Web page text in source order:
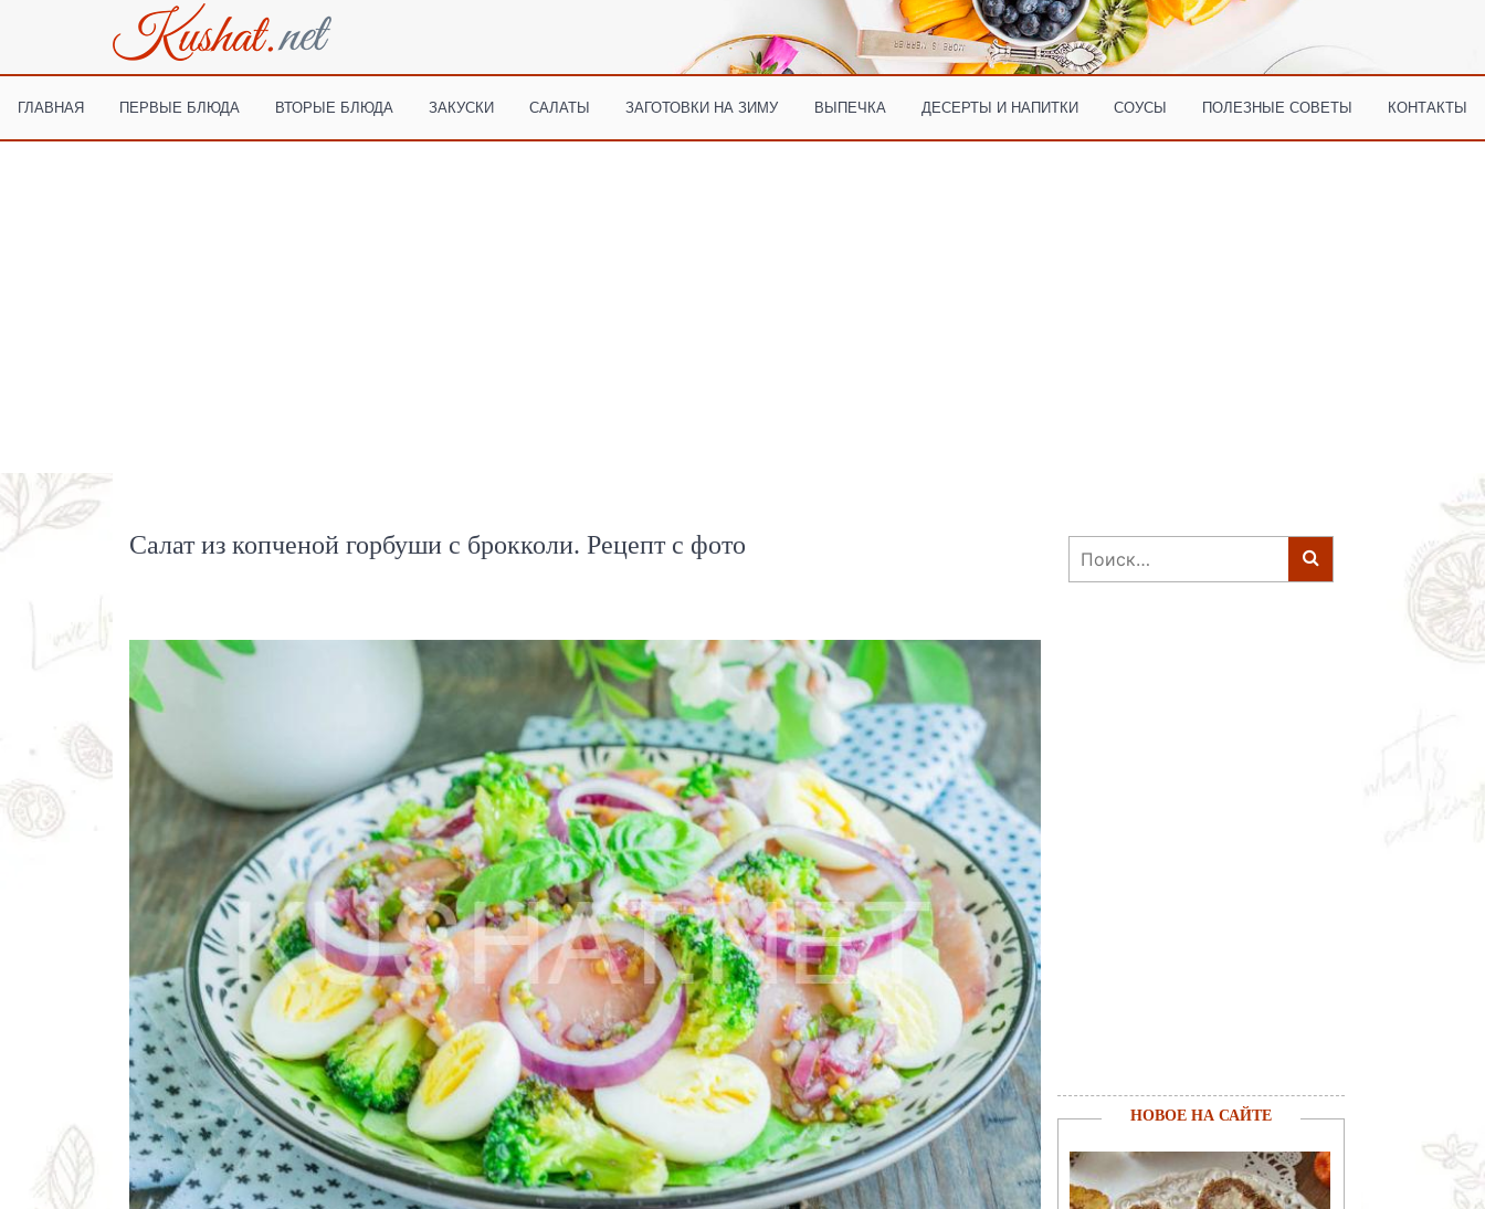
ГЛАВНАЯ ПЕРВЫЕ БЛЮДА ВТОРЫЕ БЛЮДА ЗАКУСКИ САЛАТЫ ЗАГОТОВКИ НА ЗИМУ ВЫПЕЧКА ДЕСЕРТЫ И НАПИТКИ СОУСЫ ПОЛЕЗНЫЕ СОВЕТЫ КОНТАКТЫ
Салат из копченой горбуши с брокколи. Рецепт с фото Найти:
НОВОЕ НА САЙТЕ